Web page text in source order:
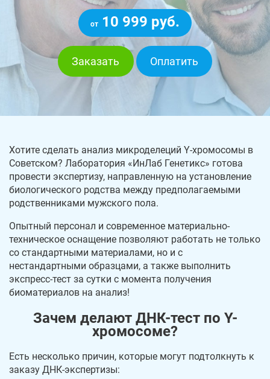
от 10 999 руб.
Заказать Оплатить
Хотите сделать анализ микроделеций Y-хромосомы в
Советском? Лаборатория «ИнЛаб Генетикс» готова
провести экспертизу, направленную на установление
биологического родства между предполагаемыми
родственниками мужского пола.
Опытный персонал и современное материально-
техническое оснащение позволяют работать не только
со стандартными материалами, но и с
нестандартными образцами, а также выполнить
экспресс-тест за сутки с момента получения
биоматериалов на анализ!
Зачем делают ДНК-тест по Y-
хромосоме?
Есть несколько причин, которые могут подтолкнуть к
заказу ДНК-экспертизы: